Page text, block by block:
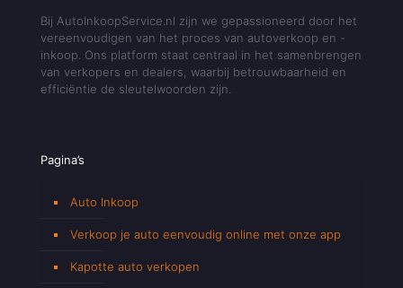
Bij AutoInkoopService.nl zijn we gepassioneerd door het
vereenvoudigen van het proces van autoverkoop en -
inkoop. Ons platform staat centraal in het samenbrengen
van verkopers en dealers, waarbij betrouwbaarheid en
efficiëntie de sleutelwoorden zijn.
Pagina’s
Auto Inkoop
Verkoop je auto eenvoudig online met onze app
Kapotte auto verkopen